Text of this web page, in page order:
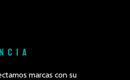
marcas con su